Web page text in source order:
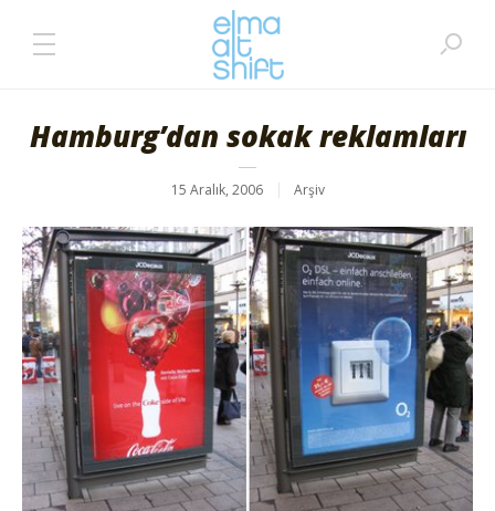
Hamburg’dan sokak reklamları
15 Aralık, 2006 Arşiv